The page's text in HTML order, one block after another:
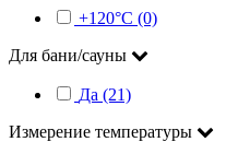
+120°С (0)
Для бани/сауны
Да (21)
Измерение температуры